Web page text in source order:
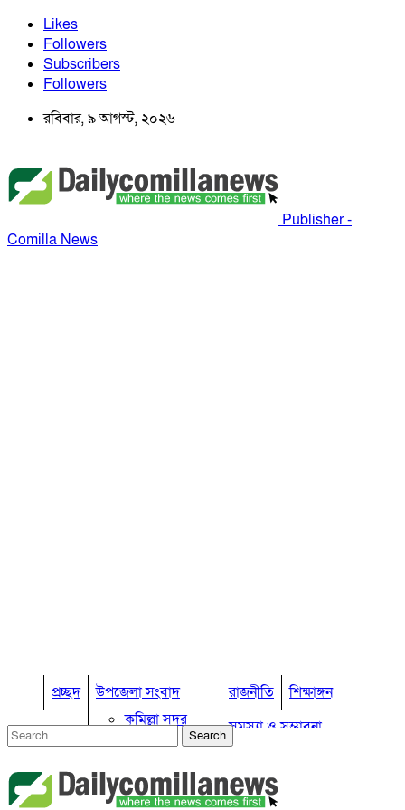
Likes
Followers
Subscribers
Followers
রবিবার, ৯ আগস্ট, ২০২৬
Publisher -
Comilla News
প্রচ্ছদ
উপজেলা সংবাদ
কুমিল্লা সদর
কুমিল্লা সদর দক্ষিণ
ব্রাহ্মণপাড়া
লাকসাম
রাজনীতি
শিক্ষাঙ্গন
সমস্যা ও সম্ভাবনা
কুমিল্লা ভোটের হাওয়া